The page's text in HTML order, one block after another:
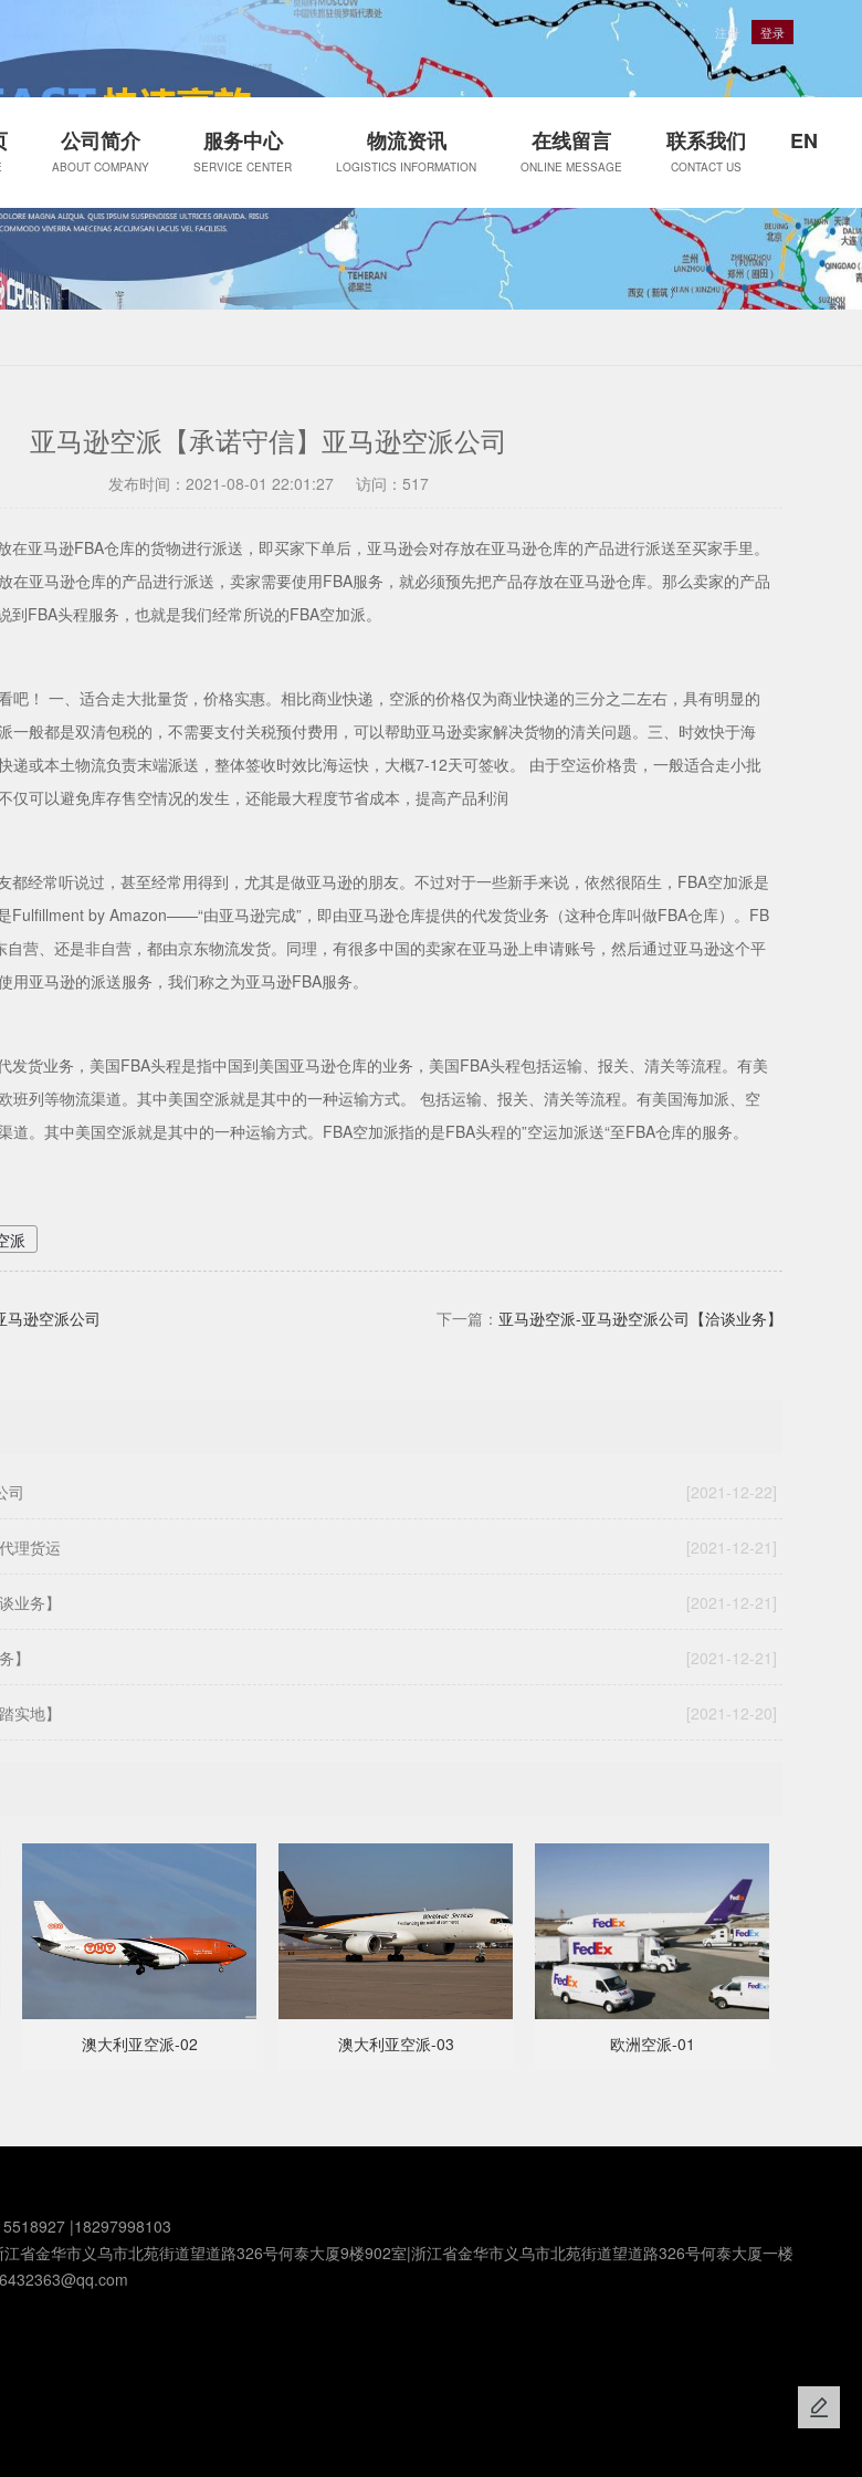
注册 登录
公司简介
ABOUT COMPANY
服务中心
SERVICE CENTER
物流资讯
LOGISTICS INFORMATION
在线留言
ONLINE MESSAGE
联系我们
CONTACT US
EN
亚马逊空派【承诺守信】亚马逊空派公司
发布时间：2021-08-01 22:01:27 访问：517
在亚马逊FBA仓库的货物进行派送，即买家下单后，亚马逊会对存放在亚马逊仓库的产品进行派送至买家手里。
在亚马逊仓库的产品进行派送，卖家需要使用FBA服务，就必须预先把产品存放在亚马逊仓库。那么卖家的产品
FBA头程服务，也就是我们经常所说的FBA空加派。
吧！ 一、适合走大批量货，价格实惠。相比商业快递，空派的价格仅为商业快递的三分之二左右，具有明显的
一般都是双清包税的，不需要支付关税预付费用，可以帮助亚马逊卖家解决货物的清关问题。三、时效快于海
递或本土物流负责末端派送，整体签收时效比海运快，大概7-12天可签收。 由于空运价格贵，一般适合走小批
仅可以避免库存售空情况的发生，还能最大程度节省成本，提高产品利润
都经常听说过，甚至经常用得到，尤其是做亚马逊的朋友。不过对于一些新手来说，依然很陌生，FBA空加派是
Fulfillment by Amazon——“由亚马逊完成”，即由亚马逊仓库提供的代发货业务（这种仓库叫做FBA仓库）。FB
营、还是非自营，都由京东物流发货。同理，有很多中国的卖家在亚马逊上申请账号，然后通过亚马逊这个平
用亚马逊的派送服务，我们称之为亚马逊FBA服务。
发货业务，美国FBA头程是指中国到美国亚马逊仓库的业务，美国FBA头程包括运输、报关、清关等流程。有美
班列等物流渠道。其中美国空派就是其中的一种运输方式。 包括运输、报关、清关等流程。有美国海加派、空
道。其中美国空派就是其中的一种运输方式。FBA空加派指的是FBA头程的”空运加派送“至FBA仓库的服务。
派
马逊空派公司 下一篇： 亚马逊空派-亚马逊空派公司【洽谈业务】
[2021-12-22]
司
[2021-12-21]
理货运
[2021-12-21]
业务】
[2021-12-21]
】
[2021-12-20]
实地】
澳大利亚空派-02 澳大利亚空派-03 欧洲空派-01
|18297998103
省金华市义乌市北苑街道望道路326号何泰大厦9楼902室|浙江省金华市义乌市北苑街道望道路326号何泰大厦一楼